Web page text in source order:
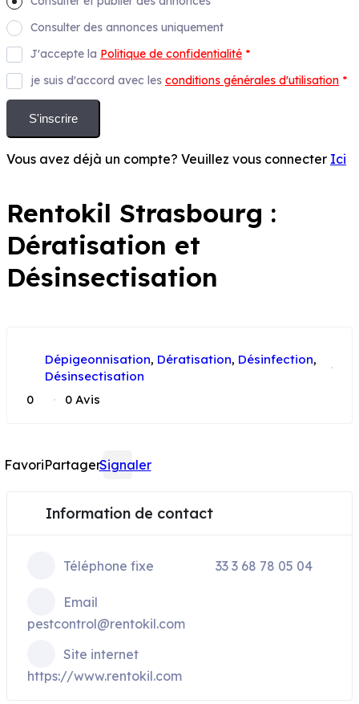
Consulter des annonces uniquement
J'accepte la Politique de confidentialité *
je suis d'accord avec les conditions générales d'utilisation *
S'inscrire
Vous avez déjà un compte? Veuillez vous connecter Ici
Rentokil Strasbourg :
Dératisation et
Désinsectisation
Dépigeonnisation, Dératisation, Désinfection,
Désinsectisation
0
0 Avis
FavoriPartagerSignaler
Information de contact
Téléphone fixe 33 3 68 78 05 04
Email
pestcontrol@rentokil.com
Site internet
https://www.rentokil.com